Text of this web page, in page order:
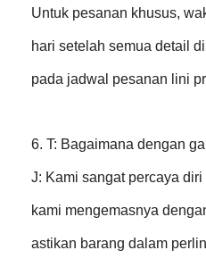
Untuk pesanan khusus,
hari setelah semua detail
pada jadwal pesanan lini
6. T: Bagaimana dengan
J: Kami sangat percaya
kami mengemasnya
astikan barang dalam